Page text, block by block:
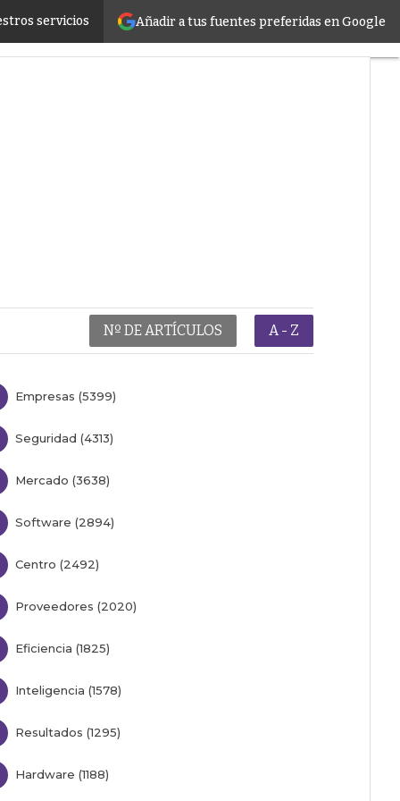
Añadir a tus fuentes preferidas en Google
servicios
infrastructure
Nº DE ARTÍCULOS A - Z
Empresas (5399)
Seguridad (4313)
Mercado (3638)
Software (2894)
Centro (2492)
Proveedores (2020)
Eficiencia (1825)
Inteligencia (1578)
Resultados (1295)
Hardware (1188)